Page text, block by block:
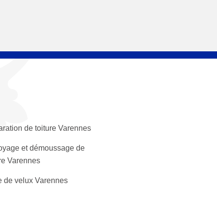
de toiture Varennes
et démoussage de
Varennes
de velux Varennes